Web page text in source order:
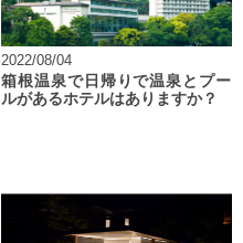
2022/08/04
箱根温泉で日帰りで温泉とプー
ルがあるホテルはありますか？